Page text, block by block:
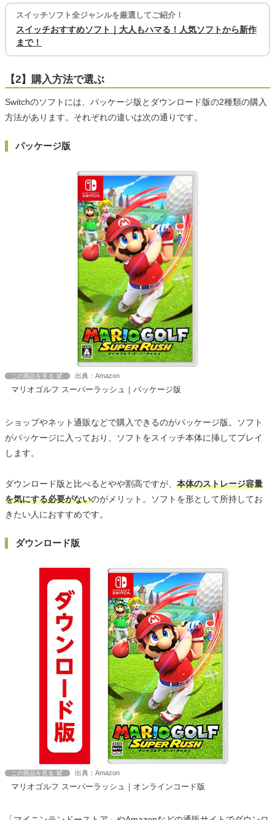
スイッチソフト全ジャンルを厳選してご紹介！
スイッチおすすめソフト｜大人もハマる！人気ソフトから新作
まで！
【2】購入方法で選ぶ
Switchのソフトには、パッケージ版とダウンロード版の2種類の購入
方法があります。それぞれの違いは次の通りです。
パッケージ版
この商品を見る 出典：Amazon
マリオゴルフ スーパーラッシュ｜パッケージ版
ショップやネット通販などで購入できるのがパッケージ版。ソフト
がパッケージに入っており、ソフトをスイッチ本体に挿してプレイ
します。
ダウンロード版と比べるとやや割高ですが、 本体のストレージ容量
を気にする必要がないのがメリット。ソフトを形として所持してお
きたい人におすすめです。
ダウンロード版
この商品を見る 出典：Amazon
マリオゴルフ スーパーラッシュ｜オンラインコード版